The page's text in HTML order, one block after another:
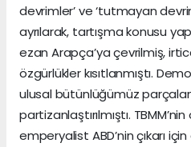
devrimler’ ve ‘tutmayan
ayrılarak, tartışma konusu
ezan Arapça’ya çevrilmiş,
özgürlükler kısıtlanmıştı.
ulusal bütünlüğümüz
partizanlaştırılmıştı.
emperyalist ABD’nin çıkarı